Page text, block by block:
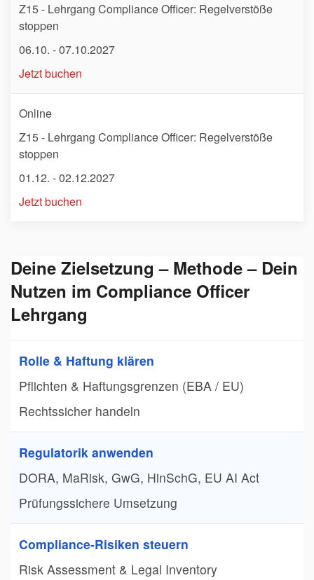
Z15 - Lehrgang Compliance Officer: Regelverstöße
stoppen
06.10. - 07.10.2027
Jetzt buchen
Online
Z15 - Lehrgang Compliance Officer: Regelverstöße
stoppen
01.12. - 02.12.2027
Jetzt buchen
Deine Zielsetzung – Methode – Dein
Nutzen im Compliance Officer
Lehrgang
Rolle & Haftung klären
Pflichten & Haftungsgrenzen (EBA / EU)
Rechtssicher handeln
Regulatorik anwenden
DORA, MaRisk, GwG, HinSchG, EU AI Act
Prüfungssichere Umsetzung
Compliance-Risiken steuern
Risk Assessment & Legal Inventory